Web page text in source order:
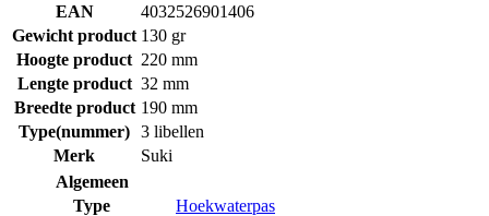
EAN
4032526901406
Gewicht product 130 gr
Hoogte product 220 mm
Lengte product 32 mm
Breedte product 190 mm
Type(nummer) 3 libellen
Merk
Suki
Algemeen
Type
Hoekwaterpas